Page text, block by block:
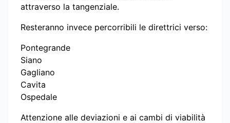
attraverso la tangenziale.
Resteranno invece percorribili le direttrici verso:
Pontegrande
Siano
Gagliano
Cavita
Ospedale
Attenzione alle deviazioni e ai cambi di viabilità